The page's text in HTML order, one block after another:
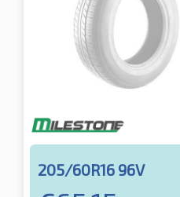
205/60R16 96V